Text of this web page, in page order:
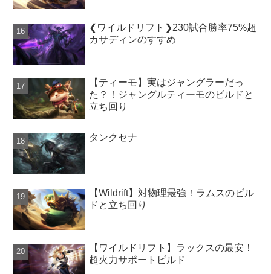
❮ワイルドリフト❯230試合勝率75%超
カサディンのすすめ
【ティーモ】実はジャングラーだっ
た？！ジャングルティーモのビルドと
立ち回り
タンクセナ
【Wildrift】対物理最強！ラムスのビル
ドと立ち回り
【ワイルドリフト】ラックスの最安！
超火力サポートビルド